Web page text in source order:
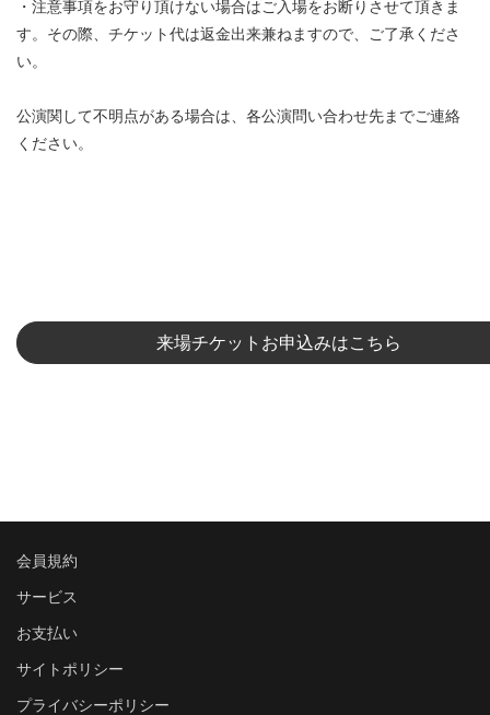
・注意事項をお守り頂けない場合はご入場をお断りさせて頂きま
す。その際、チケット代は返金出来兼ねますので、ご了承くださ
い。
公演関して不明点がある場合は、各公演問い合わせ先までご連絡
ください。
来場チケットお申込みはこちら
会員規約
サービス
お支払い
サイトポリシー
プライバシーポリシー